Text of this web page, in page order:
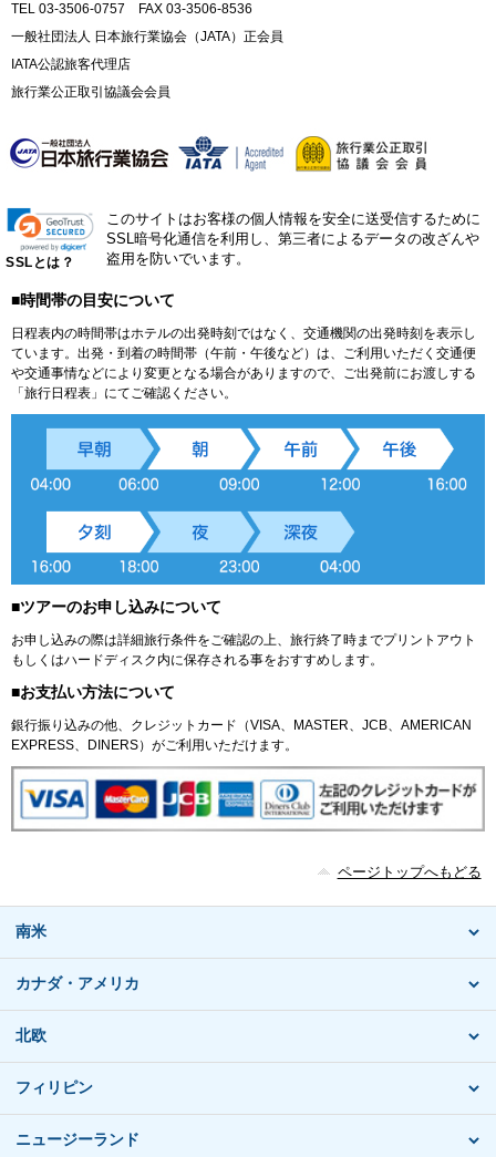
TEL 03-3506-0757 FAX 03-3506-8536
一般社団法人 日本旅行業協会（JATA）正会員
IATA公認旅客代理店
旅行業公正取引協議会会員
SSLとは？
このサイトはお客様の個人情報を安全に送受信するために
SSL暗号化通信を利用し、第三者によるデータの改ざんや
盗用を防いでいます。
■時間帯の目安について
日程表内の時間帯はホテルの出発時刻ではなく、交通機関の出発時刻を表示し
ています。出発・到着の時間帯（午前・午後など）は、ご利用いただく交通便
や交通事情などにより変更となる場合がありますので、ご出発前にお渡しする
「旅行日程表」にてご確認ください。
■ツアーのお申し込みについて
お申し込みの際は詳細旅行条件をご確認の上、旅行終了時までプリントアウト
もしくはハードディスク内に保存される事をおすすめします。
■お支払い方法について
銀行振り込みの他、クレジットカード（VISA、MASTER、JCB、AMERICAN
EXPRESS、DINERS）がご利用いただけます。
ページトップへもどる
南米
カナダ・アメリカ
北欧
フィリピン
ニュージーランド